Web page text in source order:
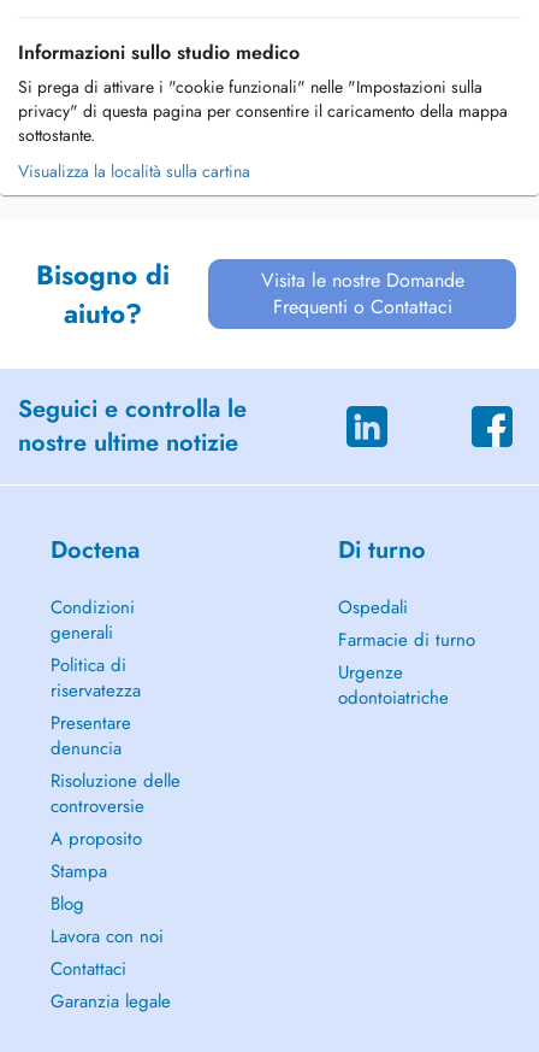
Informazioni sullo studio medico
Si prega di attivare i "cookie funzionali" nelle "Impostazioni sulla
privacy" di questa pagina per consentire il caricamento della mappa
sottostante.
Visualizza la località sulla cartina
Bisogno di
aiuto?
Visita le nostre Domande
Frequenti o Contattaci
Seguici e controlla le
nostre ultime notizie
Doctena
Condizioni
generali
Politica di
riservatezza
Presentare
denuncia
Risoluzione delle
controversie
A proposito
Stampa
Blog
Lavora con noi
Contattaci
Garanzia legale
Di turno
Ospedali
Farmacie di turno
Urgenze
odontoiatriche